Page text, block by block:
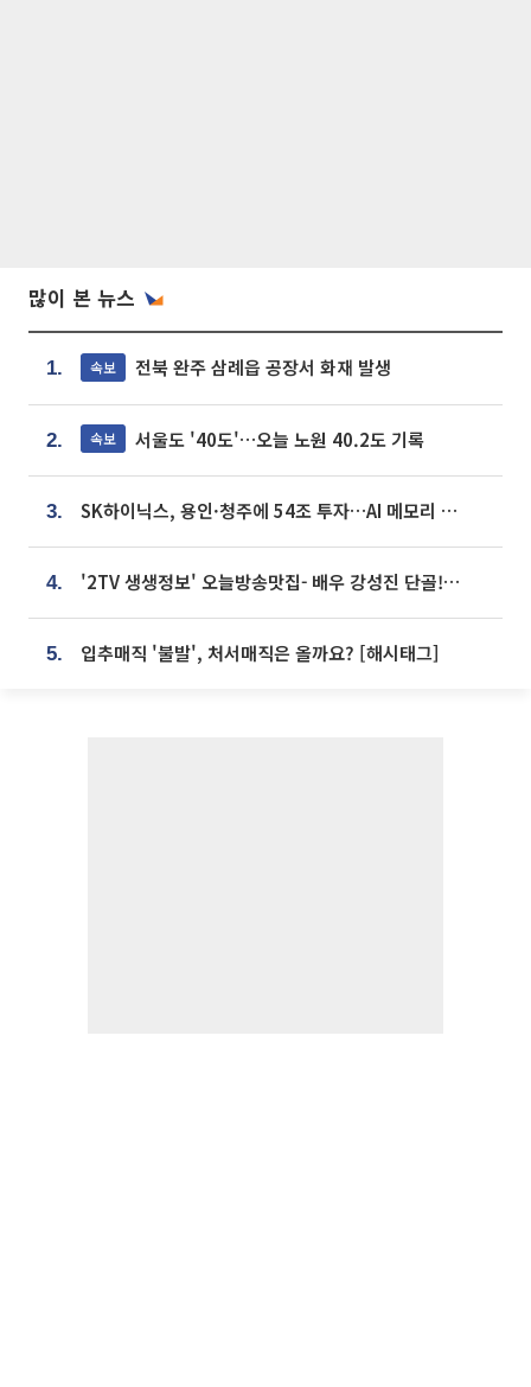
많이 본 뉴스
1. 속보 전북 완주 삼례읍 공장서 화재 발생
2. 속보 서울도 '40도'…오늘 노원 40.2도 기록
3. SK하이닉스, 용인·청주에 54조 투자…AI 메모리 생산기지 키운다
4. '2TV 생생정보' 오늘방송맛집- 배우 강성진 단골! 쌀국수ㆍ푸팟퐁 커리 맛집 '블○○○'
5. 입추매직 '불발', 처서매직은 올까요? [해시태그]